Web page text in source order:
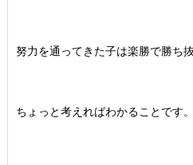
努力を通ってきた子は楽勝で勝ち
ちょっと考えればわかることです。